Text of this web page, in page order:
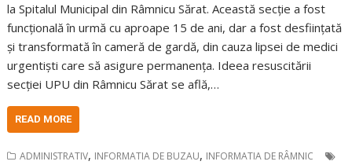
la Spitalul Municipal din Râmnicu Sărat. Această secție a fost
funcțională în urmă cu aproape 15 de ani, dar a fost desființată
și transformată în cameră de gardă, din cauza lipsei de medici
urgentiști care să asigure permanența. Ideea resuscitării
secției UPU din Râmnicu Sărat se află,…
READ MORE
ADMINISTRATIV, INFORMATIA DE BUZAU, INFORMATIA DE RÂMNIC